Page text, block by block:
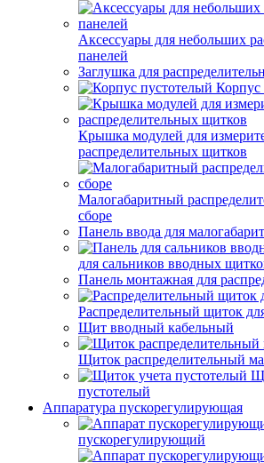
Аксессуары для небольших
панелей
Заглушка для
Корпус
Крышка модулей для
распределительных щитков
Малогабаритный
сборе
Панель ввода для
для сальников вводных
Панель монтажная для
Распределительный щиток
Щит вводный кабельный
Щиток распределительный
пустотелый
Аппаратура пускорегулирующая
пускорегулирующий